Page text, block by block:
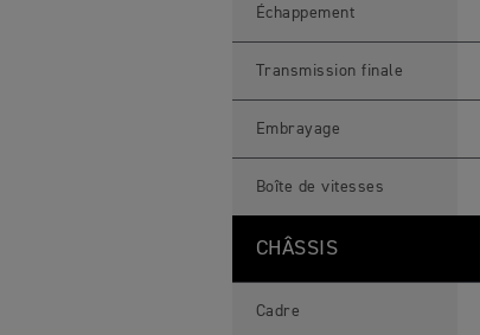
o
s
Échappement
Transmission finale
Embrayage
Boîte de vitesses
CHÂSSIS
Cadre